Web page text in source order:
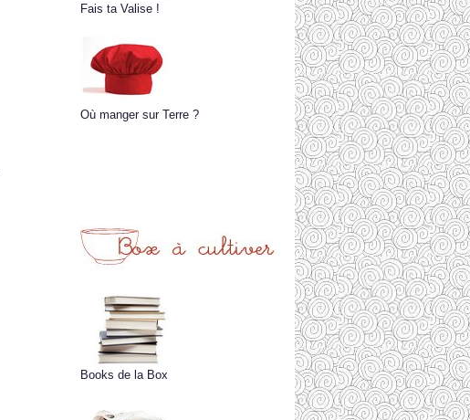
Fais ta Valise !
Où manger sur Terre ?
Books de la Box